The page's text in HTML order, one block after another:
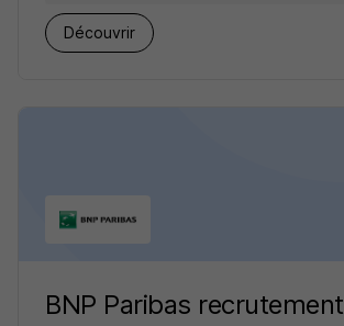
Découvrir
BNP Paribas recrutement